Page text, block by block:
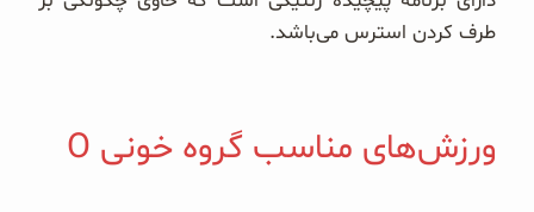
طرف کردن استرس می‌باشد.
ورزش‌های مناسب گروه خونی O